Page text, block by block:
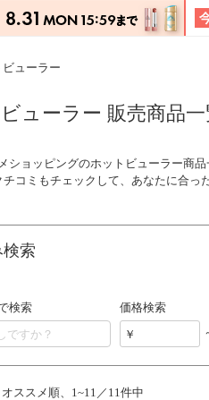
ューラー
ューラー 販売商品一
ショッピングのホットビューラー商品
チコミもチェックして、あなたに合っ
索
検索
価格検索
オススメ順 1~11／11件中